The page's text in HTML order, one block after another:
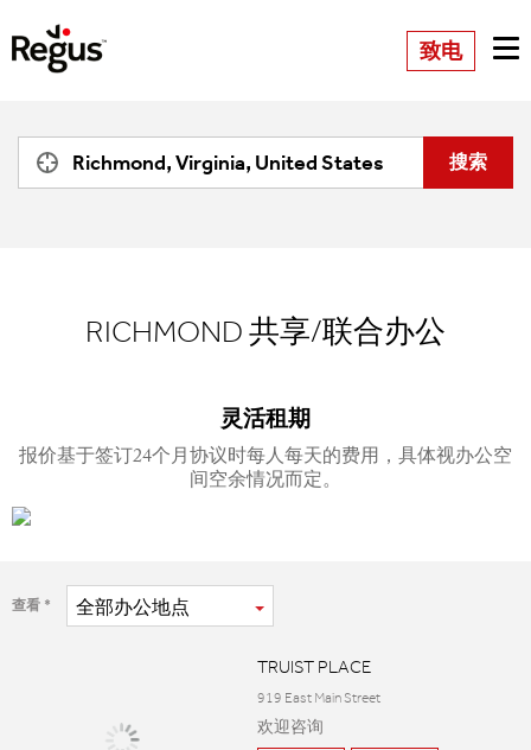
致电
RICHMOND共享/联合办公
灵活租期
报价基于签订24个月协议时每人每天的费用，具体视办公空
间空余情况而定。
查看 全部办公地点
TRUIST PLACE
919 East Main Street
欢迎咨询